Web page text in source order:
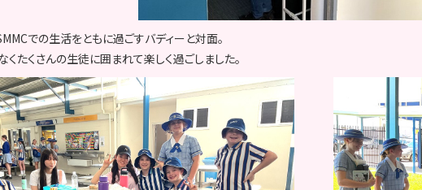
での生活をともに過ごすバディーと対面。
くたくさんの生徒に囲まれて楽しく過ごしました。